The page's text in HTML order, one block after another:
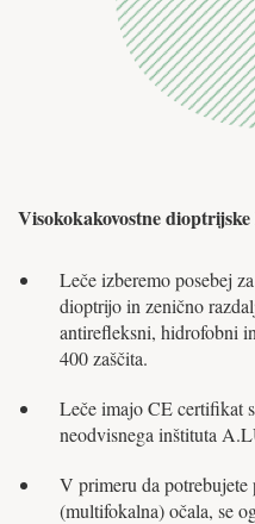
Visokokakovostne dioptrijske
Leče izberemo posebej
dioptrijo in zenično
antirefleksni, hidrofobni
400 zaščita.
Leče imajo CE certifikat
neodvisnega inštituta
V primeru da potrebujete
(multifokalna) očala, se